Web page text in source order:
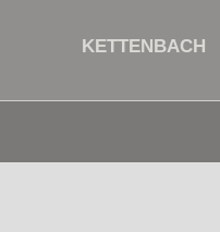
KETTENBACH